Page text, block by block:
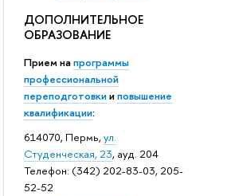
ДОПОЛНИТЕЛЬНОЕ
ОБРАЗОВАНИЕ
Прием напрограммы
профессиональной
переподготовкииповышение
квалификации:
614070, Пермь,ул.
Студенческая, 23, ауд. 204
Телефон: (342) 202-83-03, 205-
52-52